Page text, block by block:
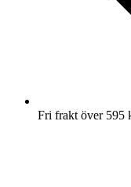
Fri frakt över 595